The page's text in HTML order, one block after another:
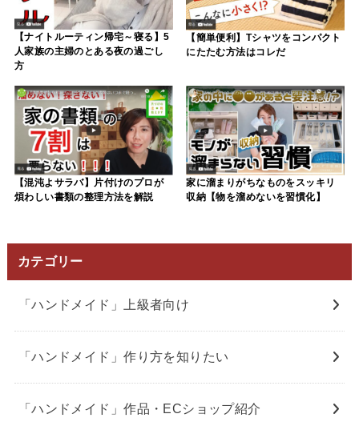
【ナイトルーティン帰宅～寝る】5
人家族の主婦のとある夜の過ごし
方
【簡単便利】Tシャツをコンパクト
にたたむ方法はコレだ
【混沌よサラバ】片付けのプロが
煩わしい書類の整理方法を解説
家に溜まりがちなものをスッキリ
収納【物を溜めないを習慣化】
カテゴリー
「ハンドメイド」上級者向け
「ハンドメイド」作り方を知りたい
「ハンドメイド」作品・ECショップ紹介